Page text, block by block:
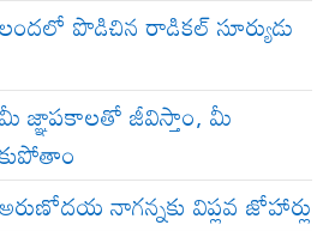
లందలో పొడిచిన రాడికల్ సూర్యుడు
మీ జ్ఞాపకాలతో జీవిస్తాం, మీ
అరుణోదయ నాగన్నకు విప్లవ జోహార్లు